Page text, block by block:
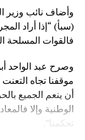
وأضاف نائب وزير
(سبأ) “إذا أراد
فالقوات المسلحة
وصرح عبد الواحد
موقفنا تجاه
أن ينعم الجميع
الوطنية وإلا
تحكمنا”.